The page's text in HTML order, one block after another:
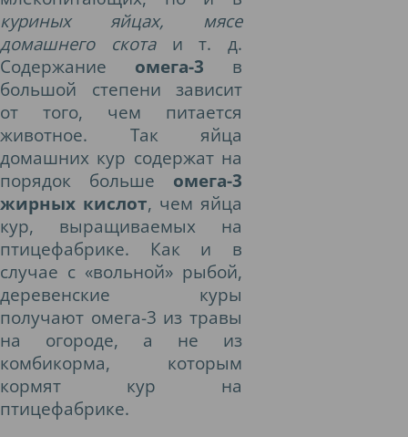
куриных яйцах, мясе
домашнего скотаи т. д.
Содержание омега-3 в
большой степени зависит
от того, чем питается
животное. Так яйца
домашних кур содержат на
порядок больше омега-3
жирных кислот, чем яйца
кур, выращиваемых на
птицефабрике. Как и в
случае с «вольной» рыбой,
деревенские куры
получают омега-3 из травы
на огороде, а не из
комбикорма, которым
кормят кур на
птицефабрике.